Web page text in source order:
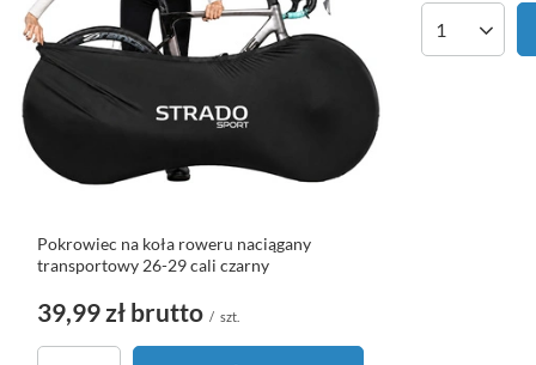
Pokrowiec na koła roweru naciągany
transportowy 26-29 cali czarny
39,99 zł brutto / szt.
Ilość